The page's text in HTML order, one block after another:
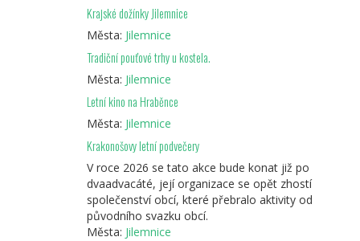
Krajské dožínky Jilemnice
Města: Jilemnice
Tradiční pouťové trhy u kostela.
Města: Jilemnice
Letní kino na Hraběnce
Města: Jilemnice
Krakonošovy letní podvečery
V roce 2026 se tato akce bude konat již po
dvaadvacáté, její organizace se opět zhostí
společenství obcí, které přebralo aktivity od
původního svazku obcí.
Města: Jilemnice